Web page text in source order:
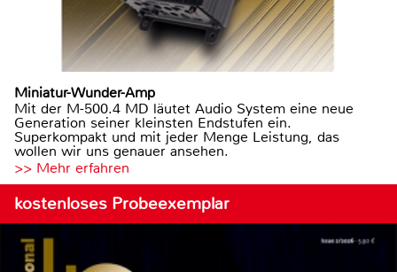
Miniatur-Wunder-Amp
Mit der M-500.4 MD läutet Audio System eine neue
Generation seiner kleinsten Endstufen ein.
Superkompakt und mit jeder Menge Leistung, das
wollen wir uns genauer ansehen.
>> Mehr erfahren
kostenloses Probeexemplar